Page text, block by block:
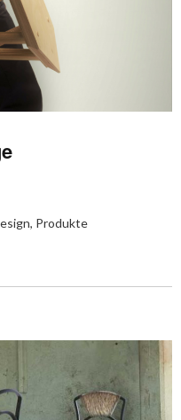
, Produkte